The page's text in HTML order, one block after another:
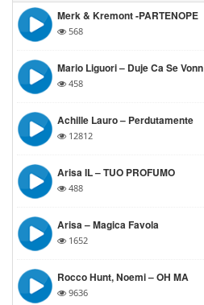
Merk & Kremont -PARTENOPE
568
Mario Liguori – Duje Ca Se Vonn
458
Achille Lauro – Perdutamente
12812
Arisa IL – TUO PROFUMO
488
Arisa – Magica Favola
1652
Rocco Hunt, Noemi – OH MA
9636